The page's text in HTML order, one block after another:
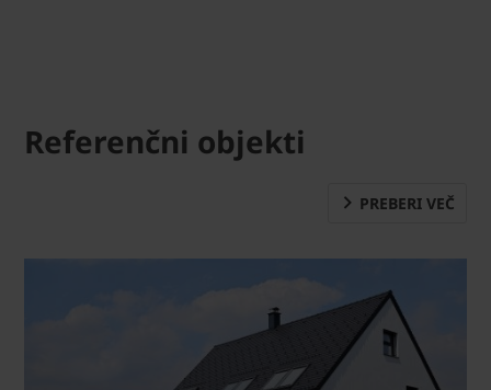
Referenčni objekti
PREBERI VEČ